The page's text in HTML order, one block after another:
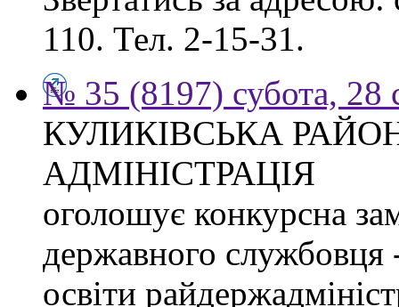
110. Тел. 2-15-31.
№ 35 (8197) субота, 28
КУЛИКІВСЬКА
АДМІНІСТРАЦІЯ
оголошує конкурсна
державного службовця -
освіти